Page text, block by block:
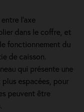
l’axe
dans le coffre, et
fonctionnement du
de caisson.
qui présente une
plus espacées, pour
peuvent être